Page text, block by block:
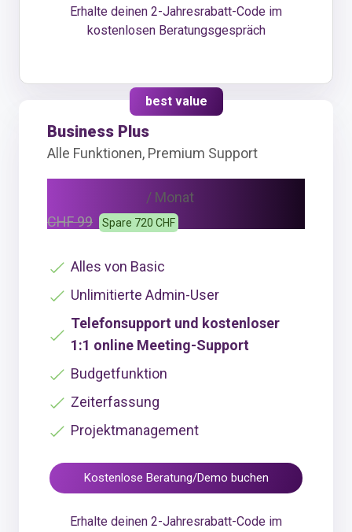
Erhalte deinen 2-Jahresrabatt-Code im
kostenlosen Beratungsgespräch
best value
Business Plus
Alle Funktionen, Premium Support
/ Monat
CHF 99
Spare 720 CHF
Alles von Basic
Unlimitierte Admin-User
Telefonsupport und kostenloser
1:1 online Meeting-Support
Budgetfunktion
Zeiterfassung
Projektmanagement
Kostenlose Beratung/Demo buchen
Erhalte deinen 2-Jahresrabatt-Code im